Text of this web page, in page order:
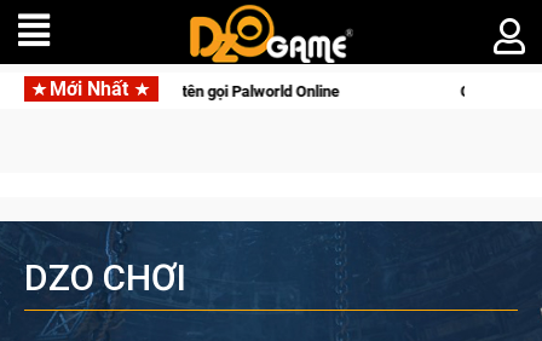
Mới Nhất
di động với tên gọi Palworld Online Gia Nhập Closed Beta
DZO CHƠI